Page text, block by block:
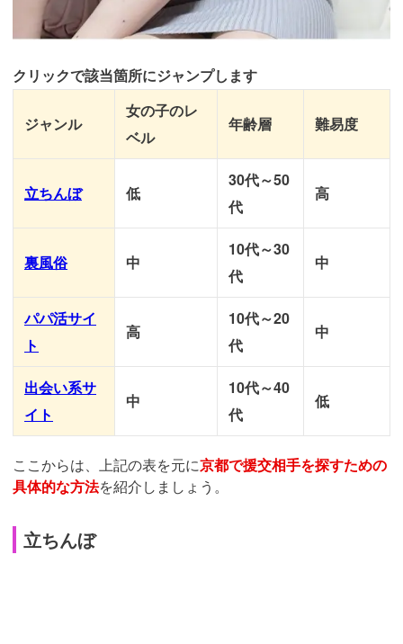
クリックで該当箇所にジャンプします
ジャンル
女の子のレ
ベル
年齢層 難易度
立ちんぼ 低
30代～50
代
高
裏風俗 中
10代～30
代
中
パパ活サイ
ト
高
10代～20
代
中
出会い系サ
イト
中
10代～40
代
低
ここからは、上記の表を元に京都で援交相手を探すための
具体的な方法を紹介しましょう。
立ちんぼ